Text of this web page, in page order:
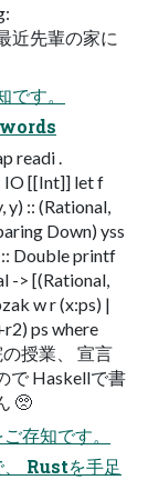
近先輩の家に
す。
readi .
IO [[Int]] let f
:: (Rational,
Down) yss
Double printf
-> [(Rational,
w r (x:ps) |
ps where
授業、 宣言
で Haskellで書
🥺
存知です。
Rustを手足